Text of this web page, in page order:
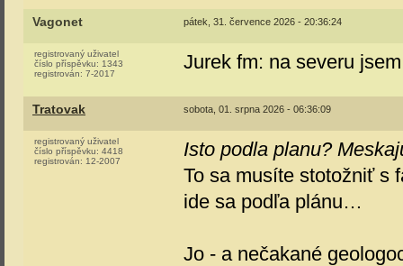
Vagonet pátek, 31. července 2026 - 20:36:24
registrovaný uživatel
číslo příspěvku: 1343
registrován: 7-2017
Jurek fm: na severu
Tratovak sobota, 01. srpna 2026 - 06:36:09
registrovaný uživatel
číslo příspěvku: 4418
registrován: 12-2007
Isto podla planu?
To sa musíte stotožniť s
ide sa podľa plánu…
Jo - a nečakané